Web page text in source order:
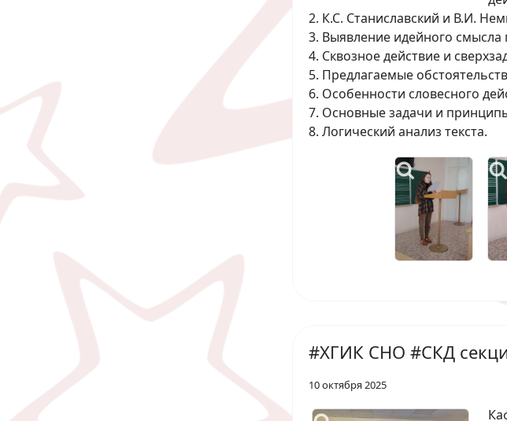
2. К.С. Станиславский и В.И.
3. Выявление идейного смысла
4. Сквозное действие и
5. Предлагаемые
6. Особенности словесного
7. Основные задачи и
8. Логический анализ текста.
#ХГИК СНО #СКД
10 октября 2025